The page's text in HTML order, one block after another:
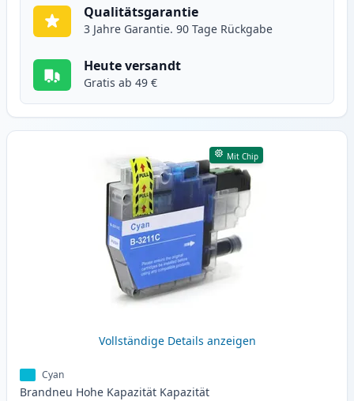
Qualitätsgarantie
3 Jahre Garantie. 90 Tage Rückgabe
Heute versandt
Gratis ab 49 €
Mit Chip
Vollständige Details anzeigen
Cyan
Brandneu Hohe Kapazität Kapazität